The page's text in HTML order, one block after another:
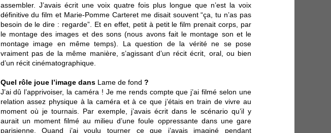
assembler. J’avais écrit une voix quatre fois plus longue que n’est la voix
définitive du film et Marie-Pomme Carteret me disait souvent “ça, tu n’as pas
besoin de le dire : regarde”. Et en effet, petit à petit le film prenait corps, par
le montage des images et des sons (nous avons fait le montage son et le
montage image en même temps). La question de la vérité ne se pose
vraiment pas de la même manière, s’agissant d’un récit écrit, oral, ou bien
d’un récit cinématographique.
Quel rôle joue l’image dans Lame de fond ?
J’ai dû l’apprivoiser, la caméra ! Je me rends compte que j’ai filmé selon une
relation assez physique à la caméra et à ce que j’étais en train de vivre au
moment où je tournais. Par exemple, j’avais écrit dans le scénario qu’il y
aurait un moment filmé au milieu d’une foule oppressante dans une gare
parisienne. Quand j’ai voulu tourner ce que j’avais imaginé pendant